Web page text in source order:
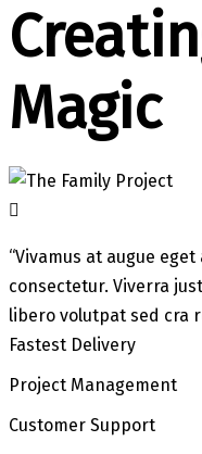
Magic
“Vivamus at augue
consectetur. Viverra
libero volutpat sed cra
Fastest Delivery
Project Management
Customer Support